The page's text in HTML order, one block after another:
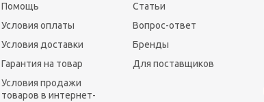
Помощь
Условия оплаты
Условия доставки
Гарантия на товар
Условия продажи
товаров в интернет-
Статьи
Вопрос-ответ
Бренды
Для поставщиков